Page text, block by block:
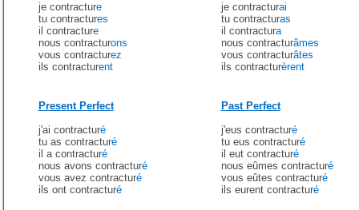
je contracture
tu contractures
il contracture
nous contracturons
vous contracturez
ils contracturent
je contracturai
tu contracturas
il contractura
nous contracturâmes
vous contracturâtes
ils contracturèrent
Present Perfect
j'ai contracturé
tu as contracturé
il a contracturé
nous avons contracturé
vous avez contracturé
ils ont contracturé
Past Perfect
j'eus contracturé
tu eus contracturé
il eut contracturé
nous eûmes contracturé
vous eûtes contracturé
ils eurent contracturé